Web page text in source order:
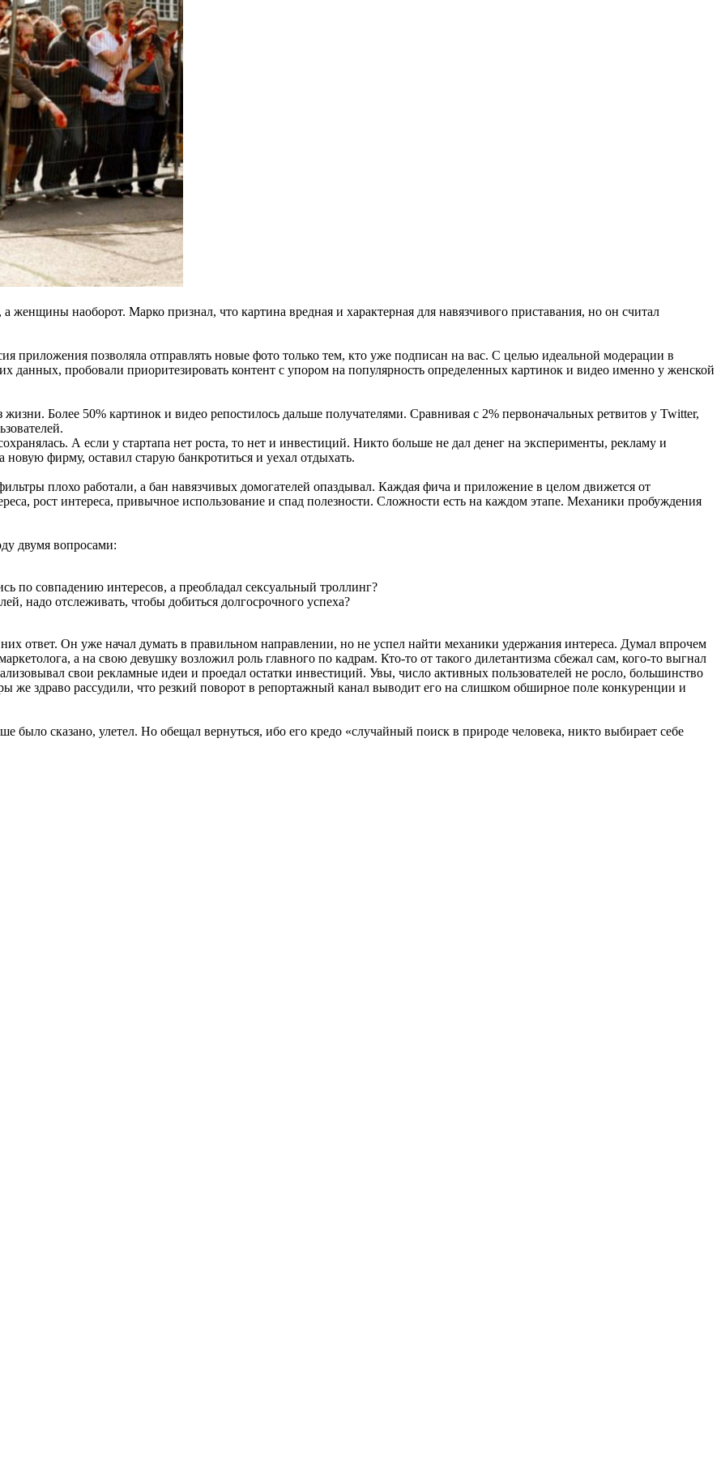
женщины наоборот. Марко признал, что картина вредная и характерная для навязчивого приставания, но он считал
приложения позволяла отправлять новые фото только тем, кто уже подписан на вас. С целью идеальной модерации в
данных, пробовали приоритезировать контент с упором на популярность определенных картинок и видео именно у женской
Более 50% картинок и видео репостилось дальше получателями. Сравнивая с 2% первоначальных ретвитов у Twitter,
А если у стартапа нет роста, то нет и инвестиций. Никто больше не дал денег на эксперименты, рекламу и
фирму, оставил старую банкротиться и уехал отдыхать.
плохо работали, а бан навязчивых домогателей опаздывал. Каждая фича и приложение в целом движется от
рост интереса, привычное использование и спад полезности. Сложности есть на каждом этапе. Механики пробуждения
двумя вопросами:
по совпадению интересов, а преобладал сексуальный троллинг?
надо отслеживать, чтобы добиться долгосрочного успеха?
ответ. Он уже начал думать в правильном направлении, но не успел найти механики удержания интереса. Думал впрочем
а на свою девушку возложил роль главного по кадрам. Кто-то от такого дилетантизма сбежал сам, кого-то выгнал
свои рекламные идеи и проедал остатки инвестиций. Увы, число активных пользователей не росло, большинство
же здраво рассудили, что резкий поворот в репортажный канал выводит его на слишком обширное поле конкуренции и
было сказано, улетел. Но обещал вернуться, ибо его кредо «случайный поиск в природе человека, никто выбирает себе